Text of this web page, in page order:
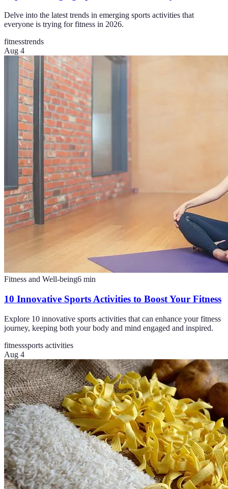
Delve into the latest trends in emerging sports activities that
everyone is trying for fitness in 2026.
fitnesstrends
Aug 4
Fitness and Well-being6 min
10 Innovative Sports Activities to Boost Your Fitness
Explore 10 innovative sports activities that can enhance your fitness
journey, keeping both your body and mind engaged and inspired.
fitnesssports activities
Aug 4